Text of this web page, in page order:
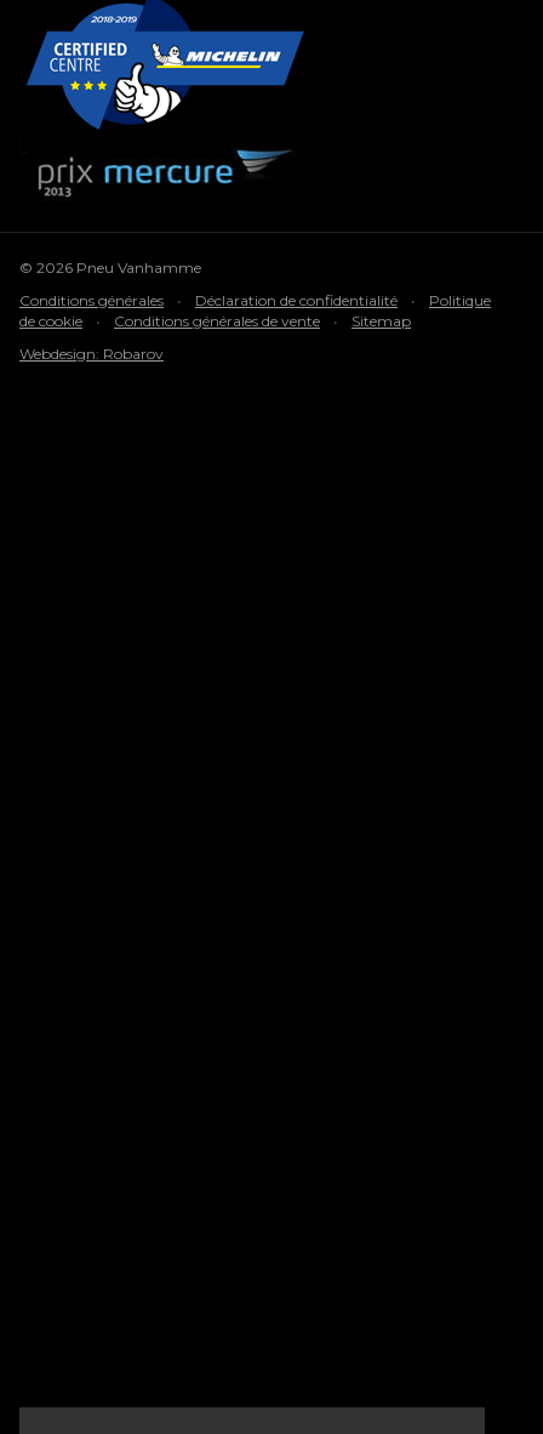
© 2026 Pneu Vanhamme
Conditions générales
• Déclaration de confidentialité •
Politique
de cookie
• Conditions générales de vente •
Sitemap
Webdesign: Robarov